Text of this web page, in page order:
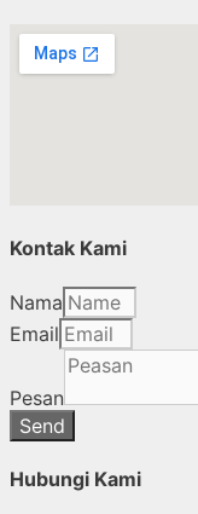
Kontak Kami
Nama
Email
Pesan
Send
Hubungi Kami